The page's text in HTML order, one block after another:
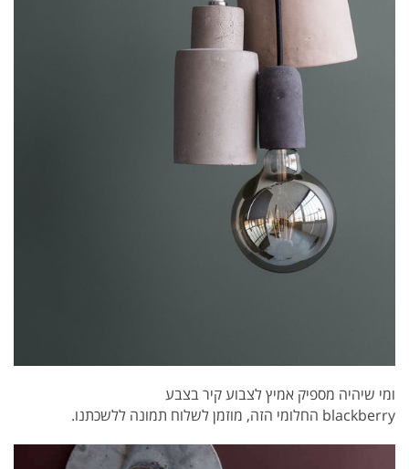
ומי שיהיה מספיק אמיץ לצבוע קיר בצבע
blackberry החלומי הזה, מוזמן לשלוח תמונה ללשכתנו.